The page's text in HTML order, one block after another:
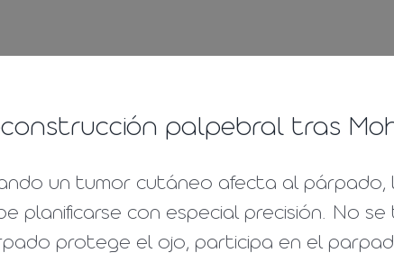
palpebral tras
un tumor cutáneo afecta al
planificarse con especial precisión. No
protege el ojo, participa en el